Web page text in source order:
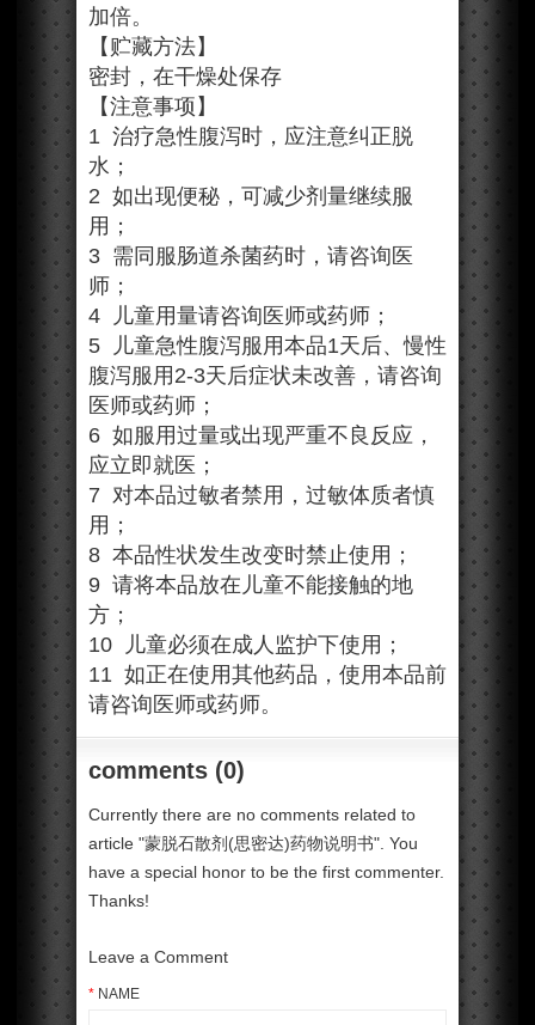
加倍。
【贮藏方法】
密封，在干燥处保存
【注意事项】
1 治疗急性腹泻时，应注意纠正脱
水；
2 如出现便秘，可减少剂量继续服
用；
3 需同服肠道杀菌药时，请咨询医
师；
4 儿童用量请咨询医师或药师；
5 儿童急性腹泻服用本品1天后、慢性
腹泻服用2-3天后症状未改善，请咨询
医师或药师；
6 如服用过量或出现严重不良反应，
应立即就医；
7 对本品过敏者禁用，过敏体质者慎
用；
8 本品性状发生改变时禁止使用；
9 请将本品放在儿童不能接触的地
方；
10 儿童必须在成人监护下使用；
11 如正在使用其他药品，使用本品前
请咨询医师或药师。
comments (0)
Currently there are no comments related to
article "蒙脱石散剂(思密达)药物说明书". You
have a special honor to be the first commenter.
Thanks!
Leave a Comment
* NAME